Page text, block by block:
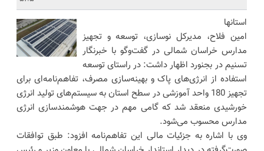
استانها
امین فلاح، مدیرکل نوسازی، توسعه و تجهیز
مدارس خراسان شمالی در گفت‌وگو با خبرنگار
تسنیم در بجنورد اظهار داشت: در راستای توسعه
استفاده از انرژی‌های پاک و بهینه‌سازی مصرف، تفاهم‌نامه‌ای برای
تجهیز 180 واحد آموزشی در سطح استان به سیستم‌های تولید انرژی
خورشیدی منعقد شد که گامی مهم در جهت هوشمندسازی انرژی
مدارس محسوب می‌شود.
وی با اشاره به جزئیات مالی این تفاهم‌نامه افزود: طبق توافقات